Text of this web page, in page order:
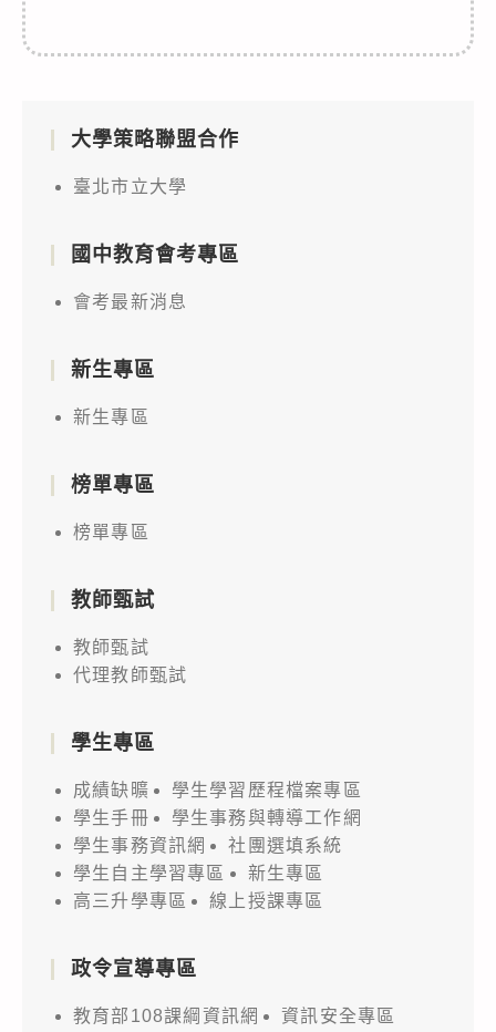
大學策略聯盟合作
臺北市立大學
國中教育會考專區
會考最新消息
新生專區
新生專區
榜單專區
榜單專區
教師甄試
教師甄試
代理教師甄試
學生專區
成績缺曠
學生學習歷程檔案專區
學生手冊
學生事務與轉導工作網
學生事務資訊網
社團選填系統
學生自主學習專區
新生專區
高三升學專區
線上授課專區
政令宣導專區
教育部108課綱資訊網 資訊安全專區